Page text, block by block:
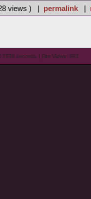
views ) | permalink |
seconds | Site Views: 853